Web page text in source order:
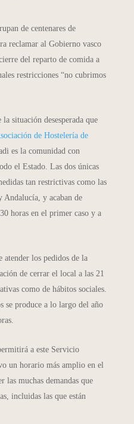
de centenares de
reclamar al Gobierno vasco
del reparto de comida a
restricciones “no cubrimos
situación desesperada que
de Hostelería de
es la comunidad con
el Estado. Las dos únicas
tan restrictivas como las
Andalucía, y acaban de
horas en el primer caso y a
atender los pedidos de la
de cerrar el local a las 21
como de hábitos sociales.
se produce a lo largo del año
a este Servicio
un horario más amplio en el
las muchas demandas que
incluidas las que están